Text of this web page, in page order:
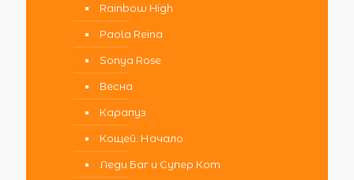
Rainbow High
Paola Reina
Sonya Rose
Весна
Карапуз
Кощей. Начало
Леди Баг и Супер Кот